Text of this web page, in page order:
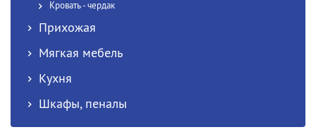
Кровать - чердак
Прихожая
Мягкая мебель
Кухня
Шкафы, пеналы